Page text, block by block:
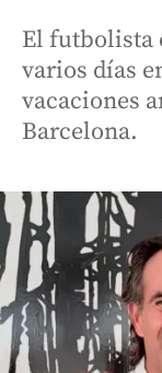
El futbolista
varios días
vacaciones
Barcelona.